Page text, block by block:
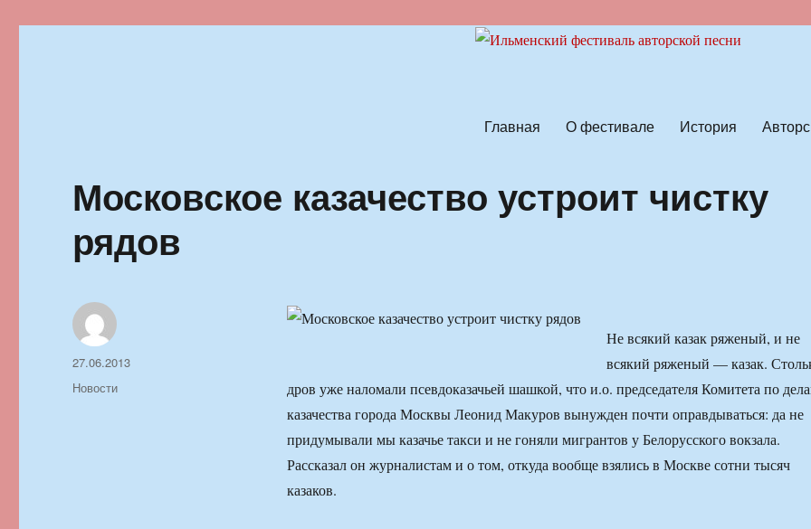
Главная О фестивале История
Московское казачество устроит чистку
рядов
Не всякий казак ряженый, и не
всякий ряженый — казак.
дров уже наломали псевдоказачьей шашкой, что и.о. председателя Комитета по
казачества города Москвы Леонид Макуров вынужден почти оправдываться: да не
придумывали мы казачье такси и не гоняли мигрантов у Белорусского вокзала.
Рассказал он журналистам и о том, откуда вообще взялись в Москве сотни тысяч
казаков.
Автор
Опубликовано
27.06.2013
Рубрики
Новости